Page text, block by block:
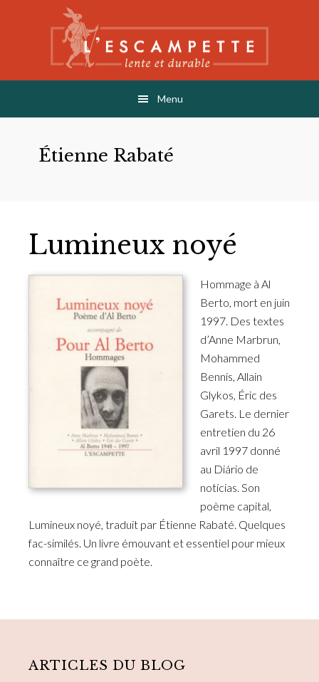
L'ESCAMPETTE
éditions lentes & durables
Menu
Étienne Rabaté
Lumineux noyé
Hommage à Al
Berto, mort en juin
1997. Des textes
d’Anne Marbrun,
Mohammed
Bennis, Allain
Glykos, Éric des
Garets. Le dernier
entretien du 26
avril 1997 donné
au Diário de
notícias. Son
poème capital,
Lumineux noyé, traduit par Étienne Rabaté. Quelques
fac-similés. Un livre émouvant et essentiel pour mieux
connaître ce grand poète.
Sidebar
ARTICLES DU BLOG